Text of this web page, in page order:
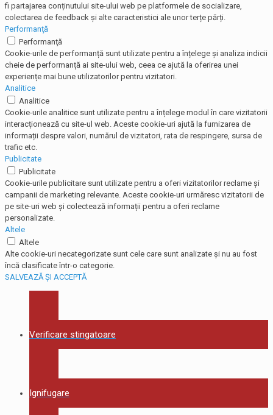
fi partajarea conținutului site-ului web pe platformele de socializare,
colectarea de feedback și alte caracteristici ale unor terțe părți.
Performanţă
Performanţă
Cookie-urile de performanță sunt utilizate pentru a înțelege și analiza indicii
cheie de performanță ai site-ului web, ceea ce ajută la oferirea unei
experiențe mai bune utilizatorilor pentru vizitatori.
Analitice
Analitice
Cookie-urile analitice sunt utilizate pentru a înțelege modul în care vizitatorii
interacționează cu site-ul web. Aceste cookie-uri ajută la furnizarea de
informații despre valori, numărul de vizitatori, rata de respingere, sursa de
trafic etc.
Publicitate
Publicitate
Cookie-urile publicitare sunt utilizate pentru a oferi vizitatorilor reclame și
campanii de marketing relevante. Aceste cookie-uri urmăresc vizitatorii de
pe site-uri web și colectează informații pentru a oferi reclame
personalizate.
Altele
Altele
Alte cookie-uri necategorizate sunt cele care sunt analizate și nu au fost
încă clasificate într-o categorie.
SALVEAZĂ ȘI ACCEPTĂ
Verificare stingatoare
Ignifugare